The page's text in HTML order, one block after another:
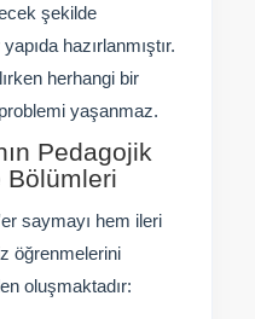
şekilde
hazırlanmıştır.
herhangi bir
yaşanmaz.
Pedagojik
Bölümleri
saymayı hem ileri
öğrenmelerini
oluşmaktadır: